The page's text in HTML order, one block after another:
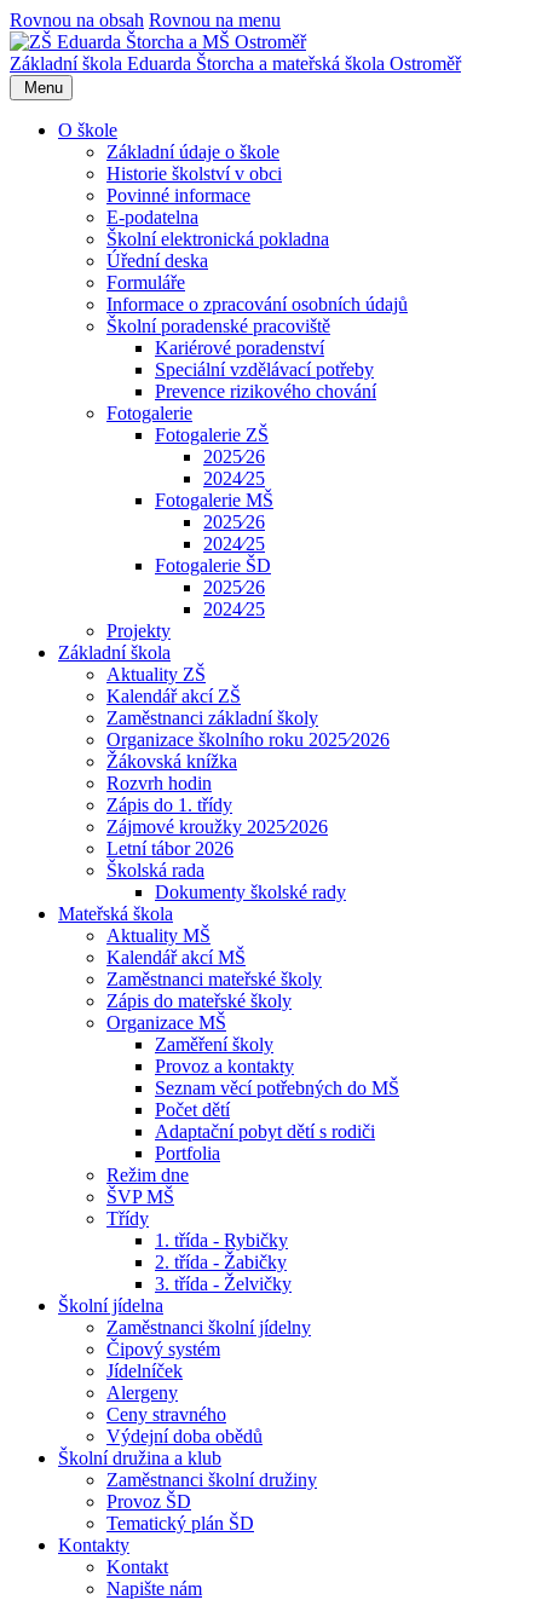
Rovnou na obsah Rovnou na menu
Základní škola Eduarda Štorcha a mateřská škola Ostroměř
Menu
O škole
Základní údaje o škole
Historie školství v obci
Povinné informace
E-podatelna
Školní elektronická pokladna
Úřední deska
Formuláře
Informace o zpracování osobních údajů
Školní poradenské pracoviště
Kariérové poradenství
Speciální vzdělávací potřeby
Prevence rizikového chování
Fotogalerie
Fotogalerie ZŠ
2025⁄26
2024⁄25
Fotogalerie MŠ
2025⁄26
2024⁄25
Fotogalerie ŠD
2025⁄26
2024⁄25
Projekty
Základní škola
Aktuality ZŠ
Kalendář akcí ZŠ
Zaměstnanci základní školy
Organizace školního roku 2025⁄2026
Žákovská knížka
Rozvrh hodin
Zápis do 1. třídy
Zájmové kroužky 2025⁄2026
Letní tábor 2026
Školská rada
Dokumenty školské rady
Mateřská škola
Aktuality MŠ
Kalendář akcí MŠ
Zaměstnanci mateřské školy
Zápis do mateřské školy
Organizace MŠ
Zaměření školy
Provoz a kontakty
Seznam věcí potřebných do MŠ
Počet dětí
Adaptační pobyt dětí s rodiči
Portfolia
Režim dne
ŠVP MŠ
Třídy
1. třída - Rybičky
2. třída - Žabičky
3. třída - Želvičky
Školní jídelna
Zaměstnanci školní jídelny
Čipový systém
Jídelníček
Alergeny
Ceny stravného
Výdejní doba obědů
Školní družina a klub
Zaměstnanci školní družiny
Provoz ŠD
Tematický plán ŠD
Kontakty
Kontakt
Napište nám